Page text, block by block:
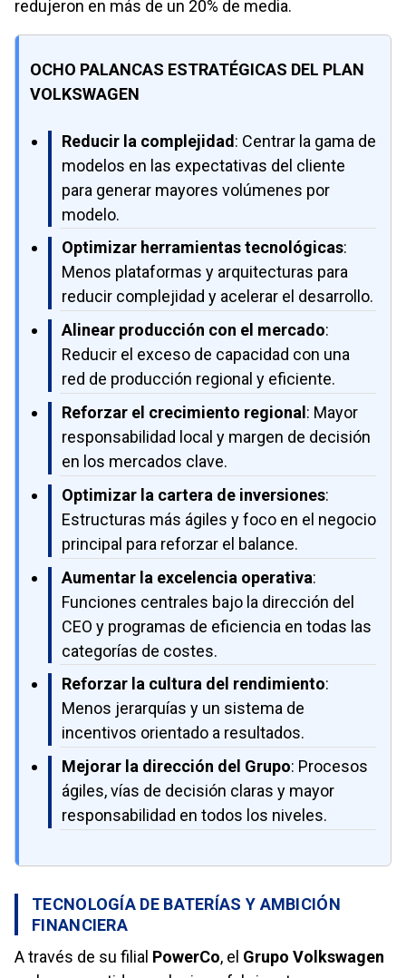
redujeron en más de un 20% de media.
OCHO PALANCAS ESTRATÉGICAS DEL PLAN
VOLKSWAGEN
Reducir la complejidad: Centrar la gama de
modelos en las expectativas del cliente
para generar mayores volúmenes por
modelo.
Optimizar herramientas tecnológicas:
Menos plataformas y arquitecturas para
reducir complejidad y acelerar el desarrollo.
Alinear producción con el mercado:
Reducir el exceso de capacidad con una
red de producción regional y eficiente.
Reforzar el crecimiento regional : Mayor
responsabilidad local y margen de decisión
en los mercados clave.
Optimizar la cartera de inversiones:
Estructuras más ágiles y foco en el negocio
principal para reforzar el balance.
Aumentar la excelencia operativa:
Funciones centrales bajo la dirección del
CEO y programas de eficiencia en todas las
categorías de costes.
Reforzar la cultura del rendimiento:
Menos jerarquías y un sistema de
incentivos orientado a resultados.
Mejorar la dirección del Grupo: Procesos
ágiles, vías de decisión claras y mayor
responsabilidad en todos los niveles.
TECNOLOGÍA DE BATERÍAS Y AMBICIÓN
FINANCIERA
A través de su filial PowerCo, el Grupo Volkswagen